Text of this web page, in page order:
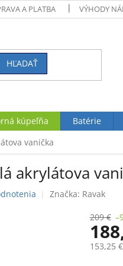
A PLATBA VÝHODY
HĽADAŤ
kúpeľňa Batérie
vanička
akrylátova
Značka: Ravak
209 €
153,25